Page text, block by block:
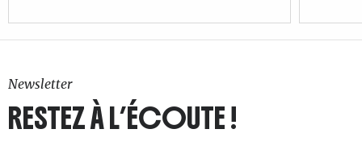
Newsletter
RESTEZ À L’ÉCOUTE !